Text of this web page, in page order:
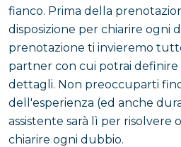
fianco. Prima della
disposizione per chiarire ogni
prenotazione ti invieremo
partner con cui potrai
dettagli. Non preoccuparti
dell'esperienza (ed anche
assistente sarà lì per risolvere
chiarire ogni dubbio.